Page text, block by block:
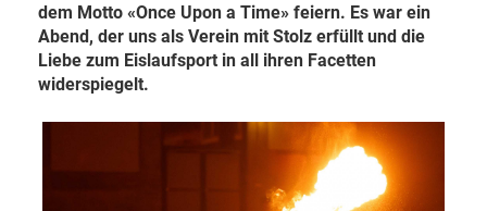
dem Motto «Once Upon a Time» feiern. Es war ein
Abend, der uns als Verein mit Stolz erfüllt und die
Liebe zum Eislaufsport in all ihren Facetten
widerspiegelt.